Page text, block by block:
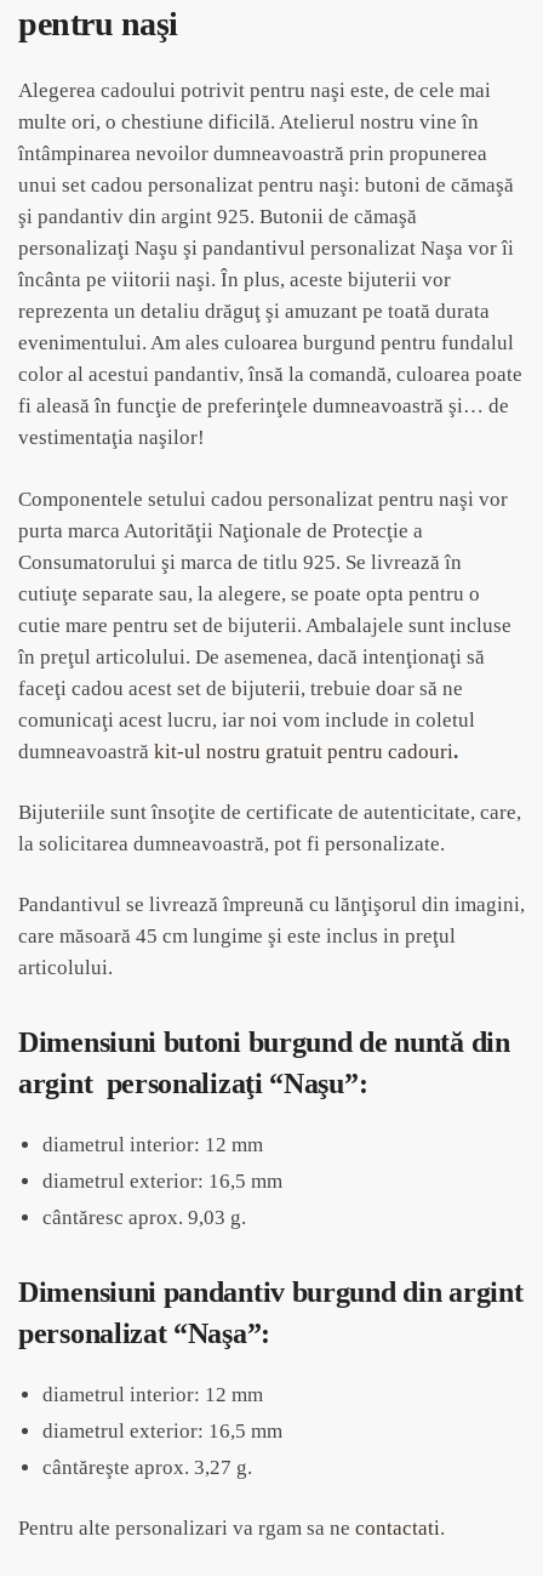
pentru naşi
Alegerea cadoului potrivit pentru naşi este, de cele mai
multe ori, o chestiune dificilă. Atelierul nostru vine în
întâmpinarea nevoilor dumneavoastră prin propunerea
unui set cadou personalizat pentru naşi: butoni de cămaşă
şi pandantiv din argint 925. Butonii de cămaşă
personalizaţi Naşu şi pandantivul personalizat Naşa vor îi
încânta pe viitorii naşi. În plus, aceste bijuterii vor
reprezenta un detaliu drăguţ şi amuzant pe toată durata
evenimentului. Am ales culoarea burgund pentru fundalul
color al acestui pandantiv, însă la comandă, culoarea poate
fi aleasă în funcţie de preferinţele dumneavoastră şi… de
vestimentaţia naşilor!
Componentele setului cadou personalizat pentru naşi vor
purta marca Autorităţii Naţionale de Protecţie a
Consumatorului şi marca de titlu 925. Se livrează în
cutiuţe separate sau, la alegere, se poate opta pentru o
cutie mare pentru set de bijuterii. Ambalajele sunt incluse
în preţul articolului. De asemenea, dacă intenţionaţi să
faceţi cadou acest set de bijuterii, trebuie doar să ne
comunicaţi acest lucru, iar noi vom include in coletul
dumneavoastră kit-ul nostru gratuit pentru cadouri.
Bijuteriile sunt însoţite de certificate de autenticitate, care,
la solicitarea dumneavoastră, pot fi personalizate.
Pandantivul se livrează împreună cu lănţişorul din imagini,
care măsoară 45 cm lungime şi este inclus in preţul
articolului.
Dimensiuni butoni burgund de nuntă din
argint personalizaţi “Naşu”:
diametrul interior: 12 mm
diametrul exterior: 16,5 mm
cântăresc aprox. 9,03 g.
Dimensiuni pandantiv burgund din argint
personalizat “Naşa”:
diametrul interior: 12 mm
diametrul exterior: 16,5 mm
cântăreşte aprox. 3,27 g.
Pentru alte personalizari va rgam sa ne contactati.